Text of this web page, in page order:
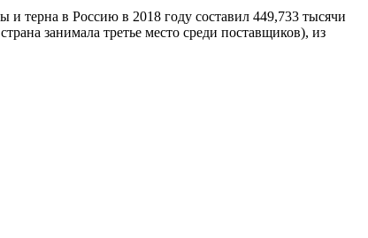
в Россию в 2018 году составил 449,733 тысячи
занимала третье место среди поставщиков), из